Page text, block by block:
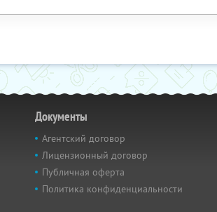
Документы
Агентский договор
Лицензионный договор
Публичная оферта
Политика конфиденциальности